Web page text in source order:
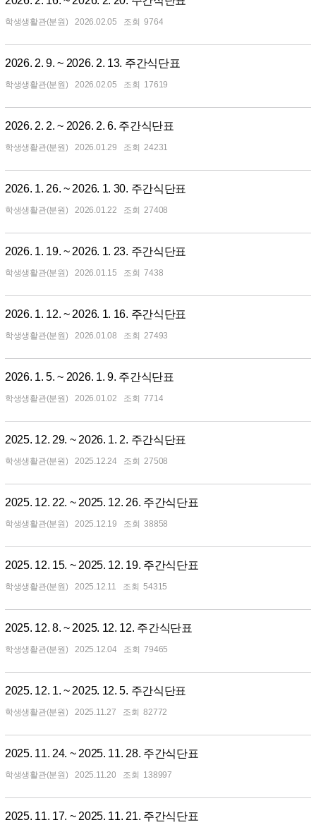
학생생활관(분원) 2026.02.05 9764
2026. 2. 9. ~ 2026. 2. 13. 주간식단표
학생생활관(분원) 2026.02.05 17619
2026. 2. 2. ~ 2026. 2. 6. 주간식단표
학생생활관(분원) 2026.01.29 24231
2026. 1. 26. ~ 2026. 1. 30. 주간식단표
학생생활관(분원) 2026.01.22 27408
2026. 1. 19. ~ 2026. 1. 23. 주간식단표
학생생활관(분원) 2026.01.15 7438
2026. 1. 12. ~ 2026. 1. 16. 주간식단표
학생생활관(분원) 2026.01.08 27493
2026. 1. 5. ~ 2026. 1. 9. 주간식단표
학생생활관(분원) 2026.01.02 7714
2025. 12. 29. ~ 2026. 1. 2. 주간식단표
학생생활관(분원) 2025.12.24 27508
2025. 12. 22. ~ 2025. 12. 26. 주간식단표
학생생활관(분원) 2025.12.19 38858
2025. 12. 15. ~ 2025. 12. 19. 주간식단표
학생생활관(분원) 2025.12.11 54315
2025. 12. 8. ~ 2025. 12. 12. 주간식단표
학생생활관(분원) 2025.12.04 79465
2025. 12. 1. ~ 2025. 12. 5. 주간식단표
학생생활관(분원) 2025.11.27 82772
2025. 11. 24. ~ 2025. 11. 28. 주간식단표
학생생활관(분원) 2025.11.20 138997
2025. 11. 17. ~ 2025. 11. 21. 주간식단표